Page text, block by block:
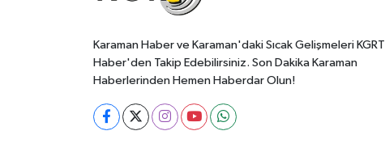
Karaman Haber ve Karaman'daki Sıcak Gelişmeleri KGRT
Haber'den Takip Edebilirsiniz. Son Dakika Karaman
Haberlerinden Hemen Haberdar Olun!